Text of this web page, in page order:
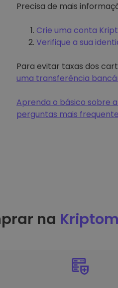
Precisa de mais
Crie uma conta
Verifique a sua
Para evitar taxas dos
uma transferência
Aprenda o básico sobre
perguntas mais
na